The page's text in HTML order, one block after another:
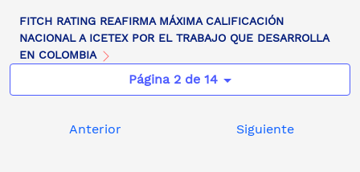
FITCH RATING REAFIRMA MÁXIMA CALIFICACIÓN
NACIONAL A ICETEX POR EL TRABAJO QUE DESARROLLA
EN COLOMBIA
Página 2 de 14
Anterior Siguiente